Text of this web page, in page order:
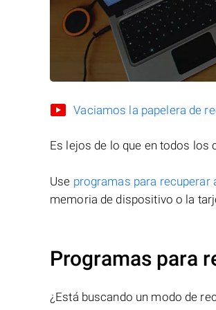
Vaciamos la papelera de
Es lejos de lo que en todos los
Use programas para recuperar
memoria de dispositivo o la
Programas para
¿Está buscando un modo de